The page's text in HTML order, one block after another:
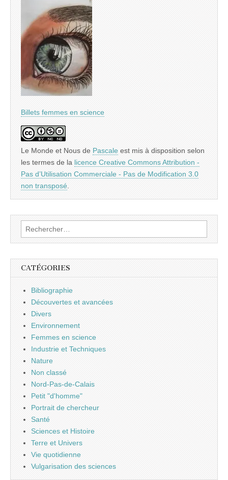
Billets femmes en science
Le Monde et Nous de Pascale est mis à disposition selon
les termes de la licence Creative Commons Attribution -
Pas d’Utilisation Commerciale - Pas de Modification 3.0
non transposé
Rechercher :
CATÉGORIES
Bibliographie
Découvertes et avancées
Divers
Environnement
Femmes en science
Industrie et Techniques
Nature
Non classé
Nord-Pas-de-Calais
Petit "d'homme"
Portrait de chercheur
Santé
Sciences et Histoire
Terre et Univers
Vie quotidienne
Vulgarisation des sciences